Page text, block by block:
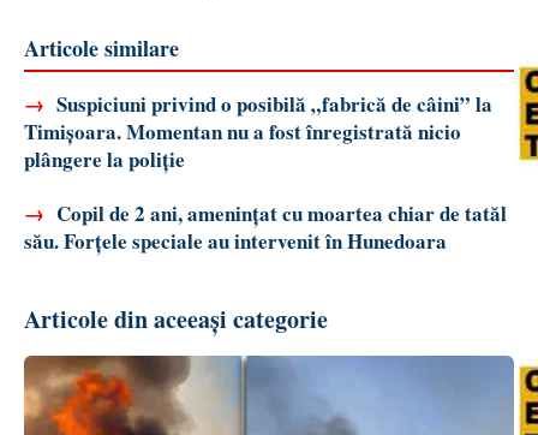
Articole similare
→ Suspiciuni privind o posibilă „fabrică de câini” la
Timișoara. Momentan nu a fost înregistrată nicio
plângere la poliție
→ Copil de 2 ani, amenințat cu moartea chiar de tatăl
său. Forțele speciale au intervenit în Hunedoara
Articole din aceeași categorie